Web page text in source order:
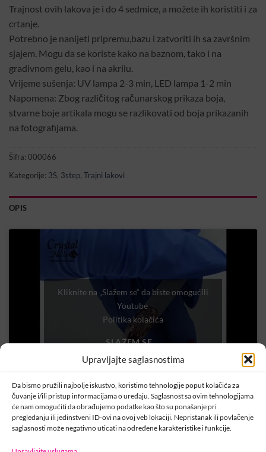
Upravljajte saglasnostima
Da bismo pružili najbolje iskustvo, koristimo tehnologije poput kolačića za
čuvanje i/ili pristup informacijama o uređaju. Saglasnost sa ovim tehnologijama
će nam omogućiti da obrađujemo podatke kao što su ponašanje pri
pregledanju ili jedinstveni ID-ovi na ovoj veb lokaciji. Nepristanak ili povlačenje
saglasnosti može negativno uticati na određene karakteristike i funkcije.
Trajnost ovih lakova je i do 4 sedmice, a možete ih koristiti i za
crtanje.
Potrebno je nanijeti pripremu,bazu i zatvoriti ih sa završnim
sjajem. Mogu da se koriste kako na baznom, tako i na
gradivnom gelu, kao i na akrilu.
Vrijeme sušenja: UV lampa 2-3 min, LED lampa 1-2 min
Napomena: Zbog različitog računarskog prikaza boja,
stvarne boje artikala mogu se razlikovati od boja prikazanih
na fotografijama.
Šifra: 000066
Kategorije: 3S, 3step, Trajni lakovi
OPIS
Kliknite na „Slažem se“ da biste omogućili
Youtube
Politika kolačića
SLAŽEM SE